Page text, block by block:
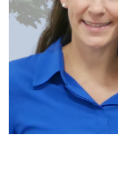
Integration und
Der Verband
Mitarbeit